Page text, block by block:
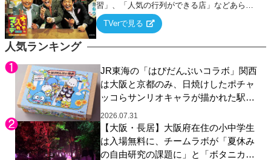
人気ランキング
JR東海の「はぴだんぶいコラボ」関西
は大阪と京都のみ、日焼けしたポチャ
ッコらサンリオキャラが描かれた駅弁
やグッズが登場
2026.07.31
【大阪・長居】大阪府在住の小中学生
は入場無料に、チームラボが「夏休み
の自由研究の課題に」と「ボタニカル
習」、「人気の行列ができる店」などあらゆ
るテーマについて好き放題にちゃちゃを入れ
ていく関西色を前面に押し出したトークバラ
TVerで見る